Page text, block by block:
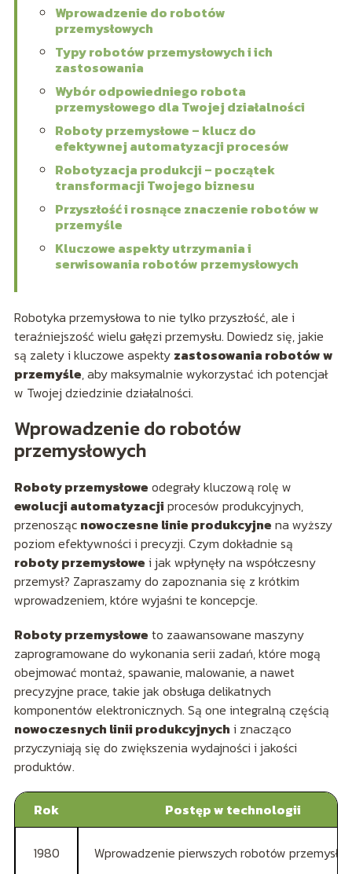
Wprowadzenie do robotów
przemysłowych
Typy robotów przemysłowych i ich
zastosowania
Wybór odpowiedniego robota
przemysłowego dla Twojej działalności
Roboty przemysłowe – klucz do
efektywnej automatyzacji procesów
Robotyzacja produkcji – początek
transformacji Twojego biznesu
Przyszłość i rosnące znaczenie robotów w
przemyśle
Kluczowe aspekty utrzymania i
serwisowania robotów przemysłowych
Robotyka przemysłowa to nie tylko przyszłość, ale i
teraźniejszość wielu gałęzi przemysłu. Dowiedz się, jakie
są zalety i kluczowe aspekty zastosowania robotów w
przemyśle, aby maksymalnie wykorzystać ich potencjał
w Twojej dziedzinie działalności.
Wprowadzenie do robotów
przemysłowych
Roboty przemysłowe odegrały kluczową rolę w
ewolucji automatyzacji procesów produkcyjnych,
przenosząc nowoczesne linie produkcyjne na wyższy
poziom efektywności i precyzji. Czym dokładnie są
roboty przemysłowe i jak wpłynęły na współczesny
przemysł? Zapraszamy do zapoznania się z krótkim
wprowadzeniem, które wyjaśni te koncepcje.
Roboty przemysłowe to zaawansowane maszyny
zaprogramowane do wykonania serii zadań, które mogą
obejmować montaż, spawanie, malowanie, a nawet
precyzyjne prace, takie jak obsługa delikatnych
komponentów elektronicznych. Są one integralną częścią
nowoczesnych linii produkcyjnych i znacząco
przyczyniają się do zwiększenia wydajności i jakości
produktów.
Rok Postęp w technologii
1980 Wprowadzenie pierwszych robotów